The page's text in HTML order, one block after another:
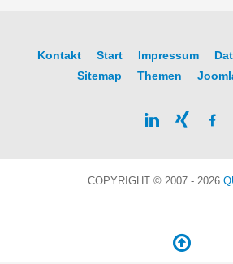
Kontakt Start Impressum
Sitemap
Themen
COPYRIGHT © 2007 - 2026